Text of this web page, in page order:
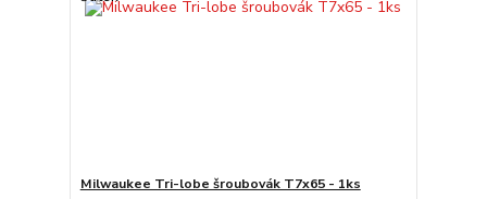
Milwaukee Tri-lobe šroubovák T7x65 - 1ks